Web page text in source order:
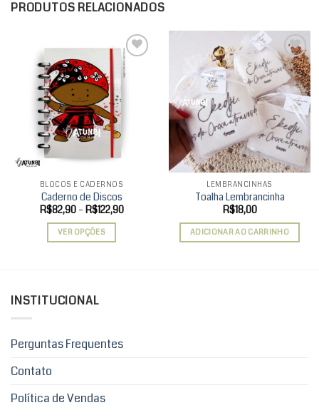
PRODUTOS RELACIONADOS
wishlist
BLOCOS E CADERNOS
Caderno de Discos
R$82,90 – R$122,90Faixa
VER OPÇÕES
várias
variantes.
opções
podem
na
Add to
wishlist
LEMBRANCINHAS
Toalha Lembrancinha
R$18,00
ADICIONAR AO CARRINHO
INSTITUCIONAL
Perguntas Frequentes
Contato
Política de Vendas